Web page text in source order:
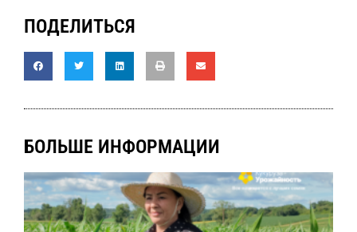
ПОДЕЛИТЬСЯ
БОЛЬШЕ ИНФОРМАЦИИ